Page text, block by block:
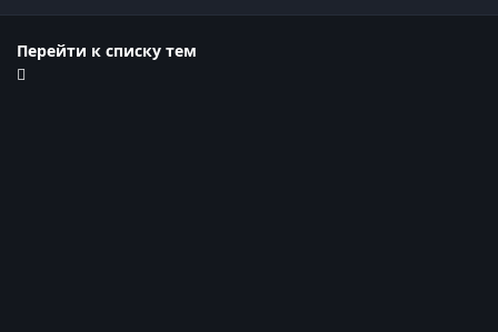
Перейти к списку тем